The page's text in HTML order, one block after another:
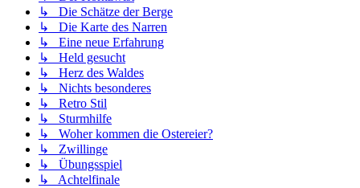
↳ Die Schätze der Berge
↳ Die Karte des Narren
↳ Eine neue Erfahrung
↳ Held gesucht
↳ Herz des Waldes
↳ Nichts besonderes
↳ Retro Stil
↳ Sturmhilfe
↳ Woher kommen die Ostereier?
↳ Zwillinge
↳ Übungsspiel
↳ Achtelfinale